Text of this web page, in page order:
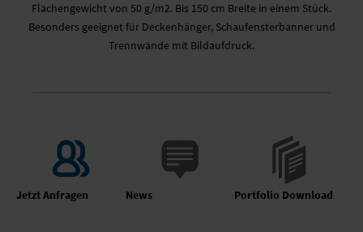
Flächengewicht von 50 g/m2. Bis 150 cm Breite in einem Stück.
Besonders geeignet für Deckenhänger, Schaufensterbanner und
Trennwände mit Bildaufdruck.
Jetzt Anfragen News Portfolio Download